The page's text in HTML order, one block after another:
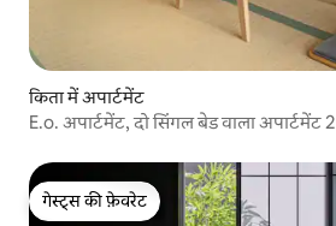
किता में अपार्टमेंट
E.o. अपार्टमेंट, दो सिंगल बेड वाला अपार्टमेंट 2
गेस्ट्स की फ़ेवरेट
गेस्ट्स की फ़ेवरेट